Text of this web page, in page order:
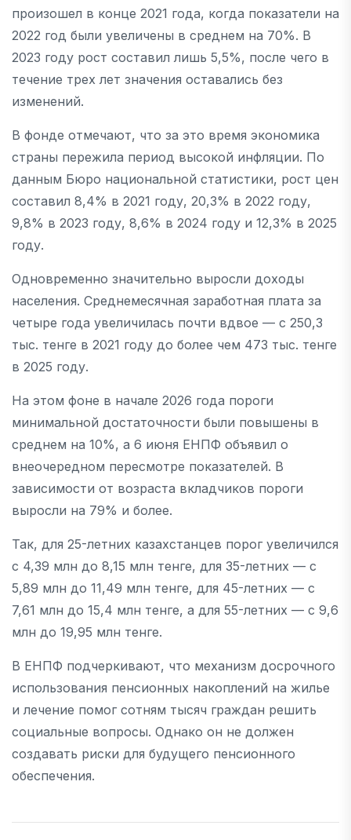
произошел в конце 2021 года, когда показатели на
2022 год были увеличены в среднем на 70%. В
2023 году рост составил лишь 5,5%, после чего в
течение трех лет значения оставались без
изменений.
В фонде отмечают, что за это время экономика
страны пережила период высокой инфляции. По
данным Бюро национальной статистики, рост цен
составил 8,4% в 2021 году, 20,3% в 2022 году,
9,8% в 2023 году, 8,6% в 2024 году и 12,3% в 2025
году.
Одновременно значительно выросли доходы
населения. Среднемесячная заработная плата за
четыре года увеличилась почти вдвое — с 250,3
тыс. тенге в 2021 году до более чем 473 тыс. тенге
в 2025 году.
На этом фоне в начале 2026 года пороги
минимальной достаточности были повышены в
среднем на 10%, а 6 июня ЕНПФ объявил о
внеочередном пересмотре показателей. В
зависимости от возраста вкладчиков пороги
выросли на 79% и более.
Так, для 25-летних казахстанцев порог увеличился
с 4,39 млн до 8,15 млн тенге, для 35-летних — с
5,89 млн до 11,49 млн тенге, для 45-летних — с
7,61 млн до 15,4 млн тенге, а для 55-летних — с 9,6
млн до 19,95 млн тенге.
В ЕНПФ подчеркивают, что механизм досрочного
использования пенсионных накоплений на жилье
и лечение помог сотням тысяч граждан решить
социальные вопросы. Однако он не должен
создавать риски для будущего пенсионного
обеспечения.